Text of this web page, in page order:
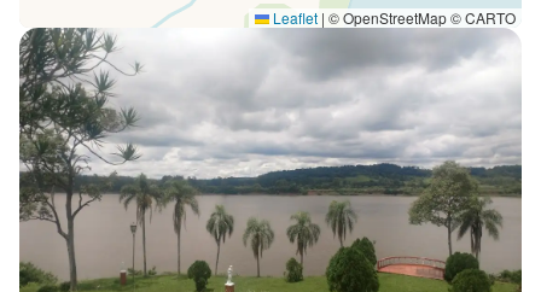
Leaflet | © OpenStreetMap © CARTO